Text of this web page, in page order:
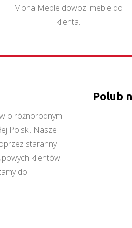
Mona Meble dowozi meble do
klienta.
o różnorodnym
Polski. Nasze
staranny
klientów
do
Polub